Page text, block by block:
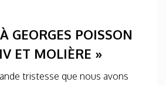
GEORGES POISSON
ET MOLIÈRE »
tristesse que nous avons